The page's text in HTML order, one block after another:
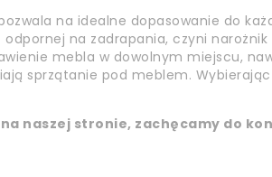
na idealne dopasowanie do
na zadrapania, czyni
mebla w dowolnym miejscu,
sprzątanie pod meblem.
naszej stronie, zachęcamy do